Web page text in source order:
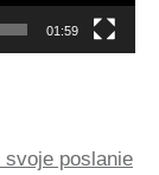
01:59
poslanie